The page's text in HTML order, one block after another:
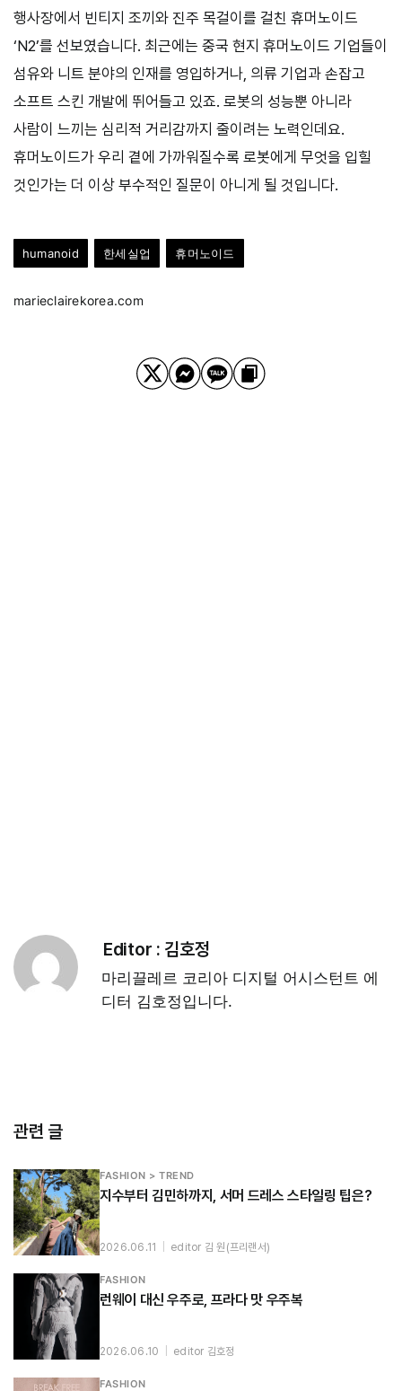
행사장에서 빈티지 조끼와 진주 목걸이를 걸친 휴머노이드
‘N2’를 선보였습니다. 최근에는 중국 현지 휴머노이드 기업들이
섬유와 니트 분야의 인재를 영입하거나, 의류 기업과 손잡고
소프트 스킨 개발에 뛰어들고 있죠. 로봇의 성능뿐 아니라
사람이 느끼는 심리적 거리감까지 줄이려는 노력인데요.
휴머노이드가 우리 곁에 가까워질수록 로봇에게 무엇을 입힐
것인가는 더 이상 부수적인 질문이 아니게 될 것입니다.
humanoid 한세실업 휴머노이드
marieclairekorea.com
Editor : 김호정
마리끌레르 코리아 디지털 어시스턴트 에
디터 김호정입니다.
관련 글
FASHION > TREND
지수부터 김민하까지, 서머 드레스 스타일링 팁은?
2026.06.11 editor 김 원(프리랜서)
FASHION
런웨이 대신 우주로, 프라다 맛 우주복
2026.06.10 editor 김호정
FASHION